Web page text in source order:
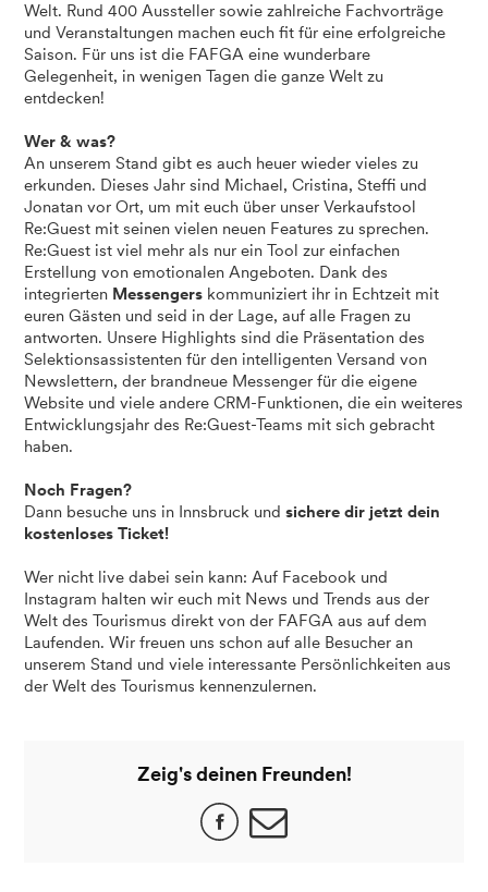
Welt. Rund 400 Aussteller sowie zahlreiche Fachvorträge
und Veranstaltungen machen euch fit für eine erfolgreiche
Saison. Für uns ist die FAFGA eine wunderbare
Gelegenheit, in wenigen Tagen die ganze Welt zu
entdecken!
Wer & was?
An unserem Stand gibt es auch heuer wieder vieles zu
erkunden. Dieses Jahr sind Michael, Cristina, Steffi und
Jonatan vor Ort, um mit euch über unser Verkaufstool
Re:Guest mit seinen vielen neuen Features zu sprechen.
Re:Guest ist viel mehr als nur ein Tool zur einfachen
Erstellung von emotionalen Angeboten. Dank des
integrierten Messengers kommuniziert ihr in Echtzeit mit
euren Gästen und seid in der Lage, auf alle Fragen zu
antworten. Unsere Highlights sind die Präsentation des
Selektionsassistenten für den intelligenten Versand von
Newslettern, der brandneue Messenger für die eigene
Website und viele andere CRM-Funktionen, die ein weiteres
Entwicklungsjahr des Re:Guest-Teams mit sich gebracht
haben.
Noch Fragen?
Dann besuche uns in Innsbruck undsichere dir jetzt dein
kostenloses Ticket!
Wer nicht live dabei sein kann: Auf Facebook und
Instagram halten wir euch mit News und Trends aus der
Welt des Tourismus direkt von der FAFGA aus auf dem
Laufenden. Wir freuen uns schon auf alle Besucher an
unserem Stand und viele interessante Persönlichkeiten aus
der Welt des Tourismus kennenzulernen.
Zeig's deinen Freunden!